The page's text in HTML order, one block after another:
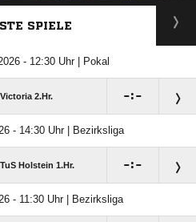
SPIELE
- 12:30 Uhr | Pokal
Victoria 2.Hr. :
- 14:30 Uhr | Bezirksliga
TuS Holstein 1.Hr. :
- 11:30 Uhr | Bezirksliga